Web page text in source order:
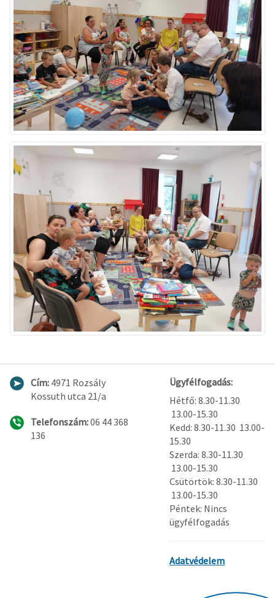
Cím: 4971 Rozsály
Kossuth utca 21/a
Telefonszám:06 44 368
136
Ügyfélfogadás:
Hétfő: 8.30-11.30
13.00-15.30
Kedd: 8.30-11.30 13.00-
15.30
Szerda: 8.30-11.30
13.00-15.30
Csütörtök: 8.30-11.30
13.00-15.30
Péntek: Nincs
ügyfélfogadás
Adatvédelem